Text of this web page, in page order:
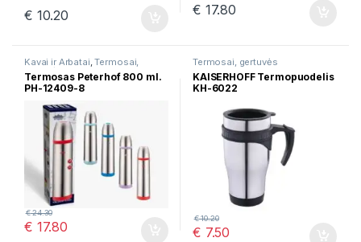
€ 10.20 € 17.80
Kavai ir Arbatai,Termosai,
gertuvės
Termosas Peterhof 800 ml.
PH-12409-8
€ 17.80
€24.30
Termosai, gertuvės
KAISERHOFF Termopuodelis
KH-6022
€ 7.50
€10.20